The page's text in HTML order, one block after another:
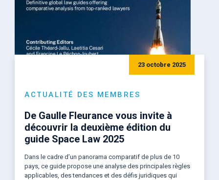
23 octobre 2025
ACTUALITÉ DES MEMBRES
De Gaulle Fleurance vous invite à
découvrir la deuxième édition du
guide Space Law 2025
Dans le cadre d’un panorama comparatif de plus de 10
pays, ce guide propose une analyse des principales règles
applicables, des tendances et des défis juridiques qui